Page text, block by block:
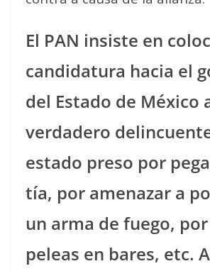
El PAN insiste en
candidatura hacia el
del Estado de México
verdadero
estado preso por
tía, por amenazar a
un arma de fuego,
peleas en bares, etc.